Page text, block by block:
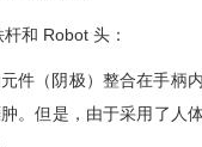
和 Robot 头：
件（阴极）整合在手柄
。但是，由于采用了人